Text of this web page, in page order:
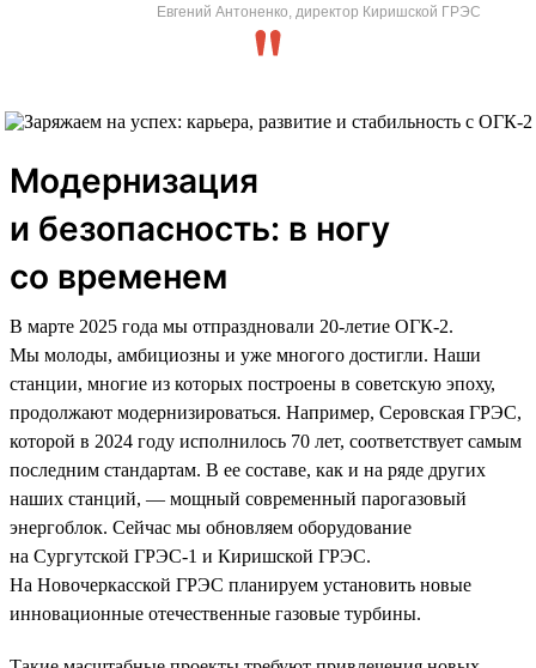
Евгений Антоненко, директор Киришской ГРЭС
Модернизация
и безопасность: в ногу
со временем
В марте 2025 года мы отпраздновали 20-летие ОГК-2.
Мы молоды, амбициозны и уже многого достигли. Наши
станции, многие из которых построены в советскую эпоху,
продолжают модернизироваться. Например, Серовская ГРЭС,
которой в 2024 году исполнилось 70 лет, соответствует самым
последним стандартам. В ее составе, как и на ряде других
наших станций, — мощный современный парогазовый
энергоблок. Сейчас мы обновляем оборудование
на Сургутской ГРЭС-1 и Киришской ГРЭС.
На Новочеркасской ГРЭС планируем установить новые
инновационные отечественные газовые турбины.